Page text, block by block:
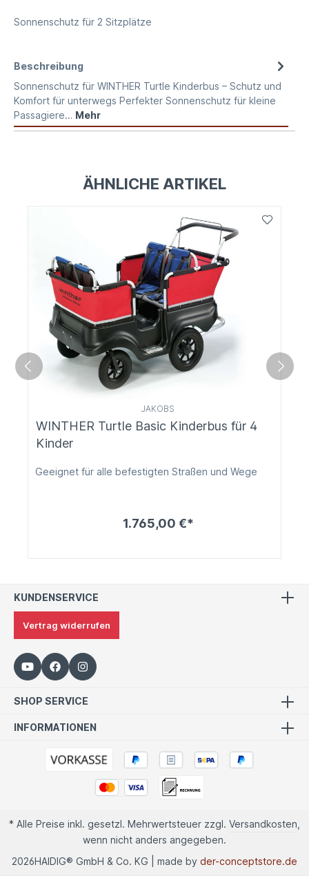
Sonnenschutz für 2 Sitzplätze
Beschreibung
Sonnenschutz für WINTHER Turtle Kinderbus – Schutz und
Komfort für unterwegs Perfekter Sonnenschutz für kleine
Passagiere… Mehr
ÄHNLICHE ARTIKEL
JAKOBS
WINTHER Turtle Basic Kinderbus für 4
Kinder
Geeignet für alle befestigten Straßen und Wege
1.765,00 €*
KUNDENSERVICE
Vertrag widerrufen
SHOP SERVICE
INFORMATIONEN
* Alle Preise inkl. gesetzl. Mehrwertsteuer zzgl. Versandkosten
wenn nicht anders angegeben.
2026HAIDIG® GmbH & Co. KG | made by der-conceptstore.de